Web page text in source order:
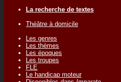
La recherche de textes
Théâtre à domicile
Les genres
Les thèmes
Les époques
Les troupes
FLE
Le handicap moteur